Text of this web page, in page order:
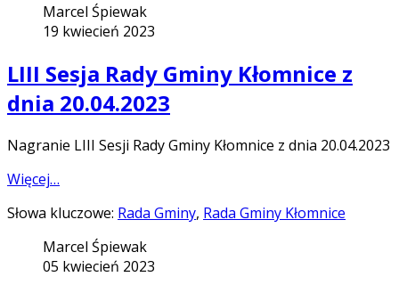
Marcel Śpiewak
19 kwiecień 2023
LIII Sesja Rady Gminy Kłomnice z
dnia 20.04.2023
Nagranie LIII Sesji Rady Gminy Kłomnice z dnia 20.04.2023
Więcej…
Słowa kluczowe: Rada Gminy, Rada Gminy Kłomnice
Marcel Śpiewak
05 kwiecień 2023